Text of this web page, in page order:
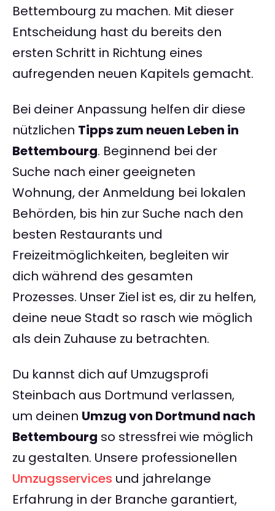
Bettembourg zu machen. Mit dieser
Entscheidung hast du bereits den
ersten Schritt in Richtung eines
aufregenden neuen Kapitels gemacht.
Bei deiner Anpassung helfen dir diese
nützlichen Tipps zum neuen Leben in
Bettembourg. Beginnend bei der
Suche nach einer geeigneten
Wohnung, der Anmeldung bei lokalen
Behörden, bis hin zur Suche nach den
besten Restaurants und
Freizeitmöglichkeiten, begleiten wir
dich während des gesamten
Prozesses. Unser Ziel ist es, dir zu helfen,
deine neue Stadt so rasch wie möglich
als dein Zuhause zu betrachten.
Du kannst dich auf Umzugsprofi
Steinbach aus Dortmund verlassen,
um deinen Umzug von Dortmund nach
Bettembourg so stressfrei wie möglich
zu gestalten. Unsere professionellen
Umzugsservices und jahrelange
Erfahrung in der Branche garantiert,